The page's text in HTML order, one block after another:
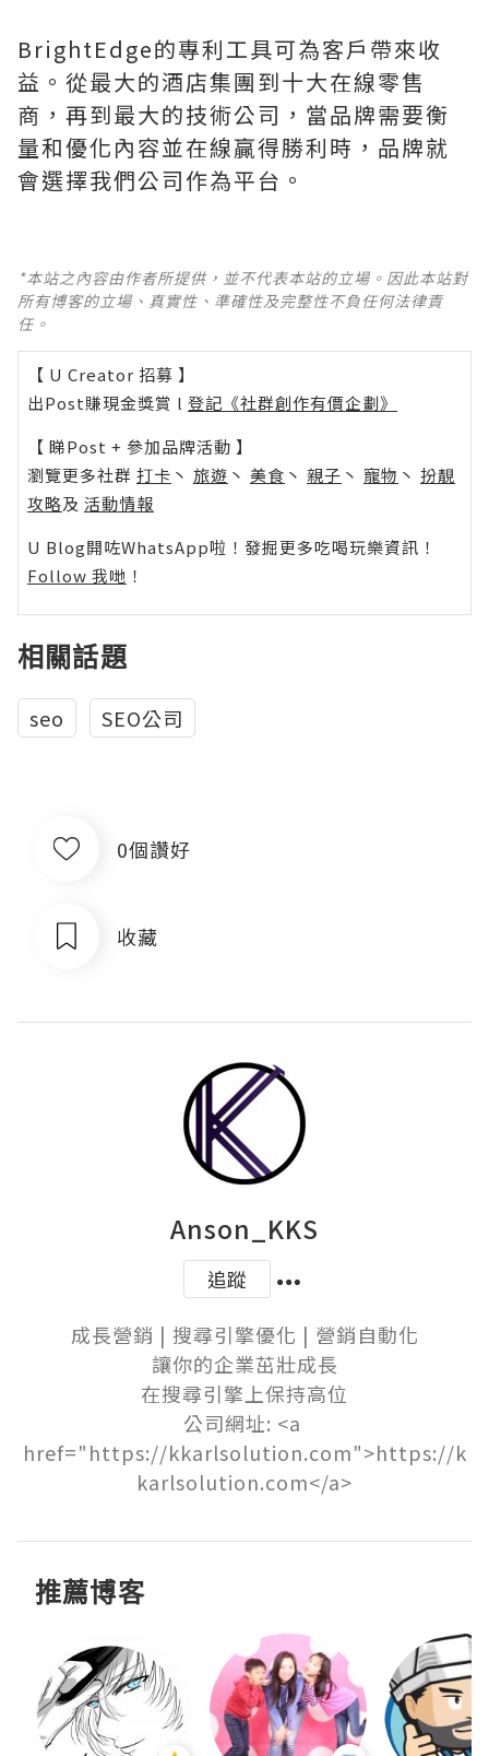
BrightEdge的專利工具可為客戶帶來收
益。從最大的酒店集團到十大在線零售
商，再到最大的技術公司，當品牌需要衡
量和優化內容並在線贏得勝利時，品牌就
會選擇我們公司作為平台。
*本站之內容由作者所提供，並不代表本站的立場。因此本站對
所有博客的立場、真實性、準確性及完整性不負任何法律責
任。
【 U Creator 招募 】
出Post賺現金獎賞 l 登記《社群創作有價企劃》
【 睇Post + 參加品牌活動 】
瀏覽更多社群 打卡 丶 旅遊 丶 美食 丶 親子 丶 寵物 丶 扮靚
攻略及 活動情報
U Blog開咗WhatsApp啦！發掘更多吃喝玩樂資訊！
Follow 我哋 ！
相關話題
seo SEO公司
0個讚好
收藏
Anson_KKS
追蹤
成長營銷 | 搜尋引擎優化 | 營銷自動化
讓你的企業茁壯成長
在搜尋引擎上保持高位
公司網址: <a
href="https://kkarlsolution.com">https://k
karlsolution.com</a>
推薦博客